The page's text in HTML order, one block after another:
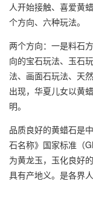
人开始接触、喜爱黄
个方向、六种玩法。
两个方向：一是料石
向的宝石玩法、玉石
法、画面石玩法、天
出现，华夏儿女以黄
明。
品质良好的黄蜡石是
石名称》国家标准（
为黄龙玉，玉化良好
具有产地义。是各界